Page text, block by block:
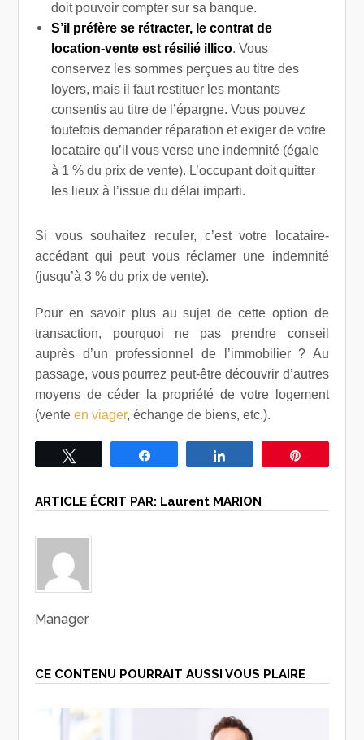
doit pouvoir compter sur sa banque.
S’il préfère se rétracter, le contrat de
location-vente est résilié illico. Vous
conservez les sommes perçues au titre des
loyers, mais il faut restituer les montants
consentis au titre de l’épargne. Vous pouvez
toutefois demander réparation et exiger de votre
locataire qu’il vous verse une indemnité (égale
à 1 % du prix de vente). L’occupant doit quitter
les lieux à l’issue du délai imparti.
Si vous souhaitez reculer, c’est votre locataire-
accédant qui peut vous réclamer une indemnité
(jusqu’à 3 % du prix de vente).
Pour en savoir plus au sujet de cette option de
transaction, pourquoi ne pas prendre conseil
auprès d’un professionnel de l’immobilier ? Au
passage, vous pourrez peut-être découvrir d’autres
moyens de céder la propriété de votre logement
(venteen viager, échange de biens, etc.).
ARTICLE ÉCRIT PAR: Laurent MARION
Manager
CE CONTENU POURRAIT AUSSI VOUS PLAIRE